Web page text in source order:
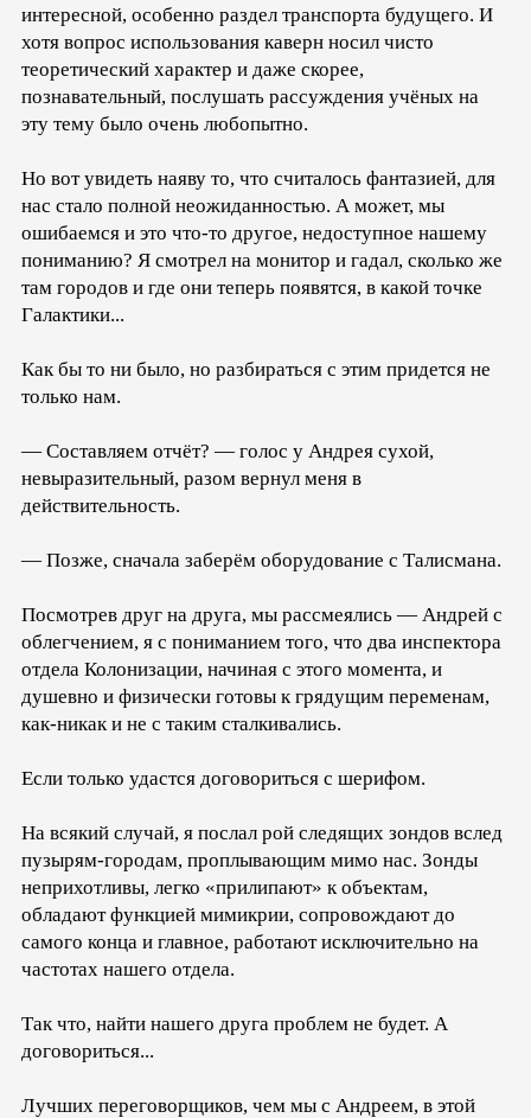
интересной, особенно раздел транспорта будущего. И
хотя вопрос использования каверн носил чисто
теоретический характер и даже скорее,
познавательный, послушать рассуждения учёных на
эту тему было очень любопытно.
Но вот увидеть наяву то, что считалось фантазией, для
нас стало полной неожиданностью. А может, мы
ошибаемся и это что-то другое, недоступное нашему
пониманию? Я смотрел на монитор и гадал, сколько же
там городов и где они теперь появятся, в какой точке
Галактики...
Как бы то ни было, но разбираться с этим придется не
только нам.
— Составляем отчёт? — голос у Андрея сухой,
невыразительный, разом вернул меня в
действительность.
— Позже, сначала заберём оборудование с Талисмана.
Посмотрев друг на друга, мы рассмеялись — Андрей с
облегчением, я с пониманием того, что два инспектора
отдела Колонизации, начиная с этого момента, и
душевно и физически готовы к грядущим переменам,
как-никак и не с таким сталкивались.
Если только удастся договориться с шерифом.
На всякий случай, я послал рой следящих зондов вслед
пузырям-городам, проплывающим мимо нас. Зонды
неприхотливы, легко «прилипают» к объектам,
обладают функцией мимикрии, сопровождают до
самого конца и главное, работают исключительно на
частотах нашего отдела.
Так что, найти нашего друга проблем не будет. А
договориться...
Лучших переговорщиков, чем мы с Андреем, в этой